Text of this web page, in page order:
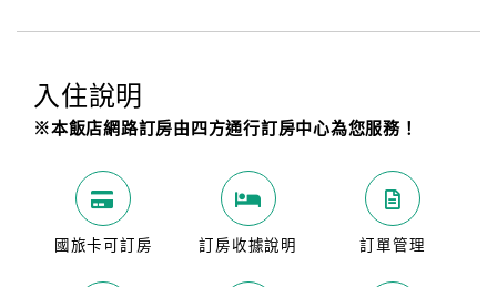
入住說明
※本飯店網路訂房由四方通行訂房中心為您服務！
國旅卡可訂房 訂房收據說明 訂單管理